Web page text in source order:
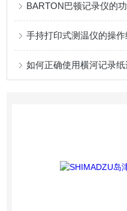
BARTON巴顿记录仪的
手持打印式测温仪的操
如何正确使用横河记录纸